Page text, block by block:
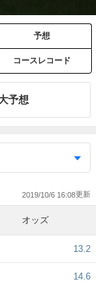
予想
コースレコード
予想
2019/10/6 16:08
オッズ
13.2
14.6